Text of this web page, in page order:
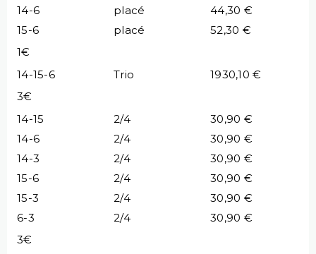
14-6 placé
44,30 €
15-6
placé
52,30 €
1€
14-15-6
Trio
1930,10 €
3€
14-15
2/4
30,90 €
14-6
2/4
30,90 €
14-3
2/4
30,90 €
15-6
2/4
30,90 €
15-3
2/4
30,90 €
6-3
2/4
30,90 €
3€